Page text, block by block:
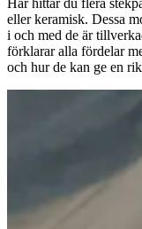
Här hittar du flera
eller keramisk. Dessa
i och med de är
förklarar alla fördelar
och hur de kan ge en